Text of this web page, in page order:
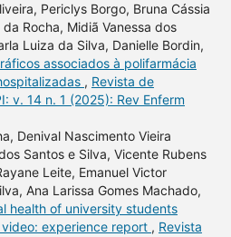
Periclys Borgo, Bruna Cássia
Rocha, Midiã Vanessa dos
Luiza da Silva, Danielle Bordin,
associados à polifarmácia
, Revista de
v. 14 n. 1 (2025): Rev Enferm
Denival Nascimento Vieira
Santos e Silva, Vicente Rubens
Leite, Emanuel Victor
Ana Larissa Gomes Machado,
health of university students
experience report , Revista